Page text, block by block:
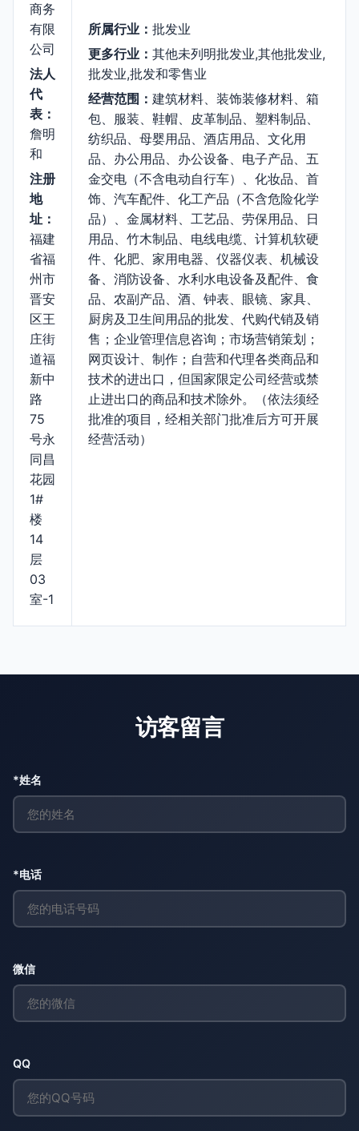
商务
有限
公司
法人
代
表：
詹明
和
注册
地
址：
福建
省福
州市
晋安
区王
庄街
道福
新中
路
75
号永
同昌
花园
1#
楼
14
层
03
室-1
所属行业： 批发业
更多行业： 其他未列明批发业,其他批发业,
批发业,批发和零售业
经营范围： 建筑材料、装饰装修材料、箱
包、服装、鞋帽、皮革制品、塑料制品、
纺织品、母婴用品、酒店用品、文化用
品、办公用品、办公设备、电子产品、五
金交电（不含电动自行车）、化妆品、首
饰、汽车配件、化工产品（不含危险化学
品）、金属材料、工艺品、劳保用品、日
用品、竹木制品、电线电缆、计算机软硬
件、化肥、家用电器、仪器仪表、机械设
备、消防设备、水利水电设备及配件、食
品、农副产品、酒、钟表、眼镜、家具、
厨房及卫生间用品的批发、代购代销及销
售；企业管理信息咨询；市场营销策划；
网页设计、制作；自营和代理各类商品和
技术的进出口，但国家限定公司经营或禁
止进出口的商品和技术除外。（依法须经
批准的项目，经相关部门批准后方可开展
经营活动）
访客留言
*姓名
*电话
微信
QQ